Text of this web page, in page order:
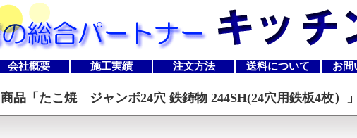
会社概要 施工実績 注文方法 送料について お問
商品「 たこ焼 ジャンボ24穴 鉄鋳物 244SH(24穴用鉄板4枚）